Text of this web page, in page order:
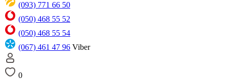
(093) 771 66 50
(050) 468 55 52
(050) 468 55 54
(067) 461 47 96 Viber
0